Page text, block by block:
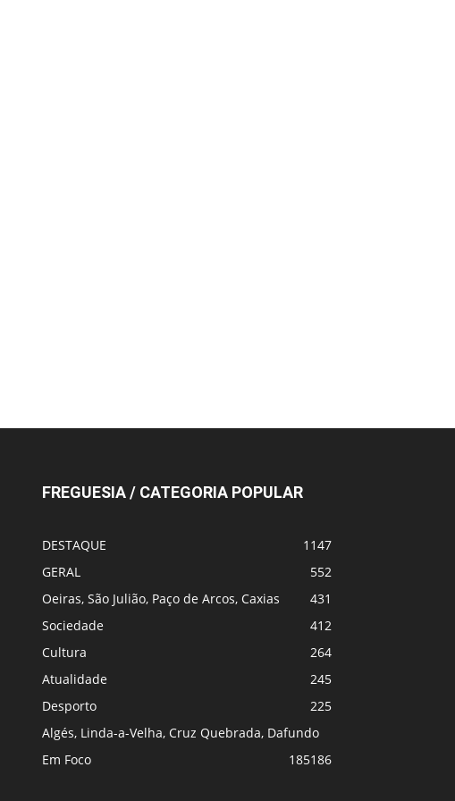
FREGUESIA / CATEGORIA POPULAR
DESTAQUE
1147
GERAL
552
Oeiras, São Julião, Paço de Arcos, Caxias
431
Sociedade
412
Cultura
264
Atualidade
245
Desporto
225
Algés, Linda-a-Velha, Cruz Quebrada, Dafundo
186
Em Foco 185